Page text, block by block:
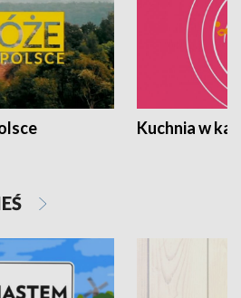
Kuchnia w